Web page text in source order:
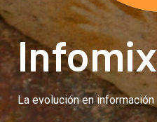
Infomix
La evolución en información